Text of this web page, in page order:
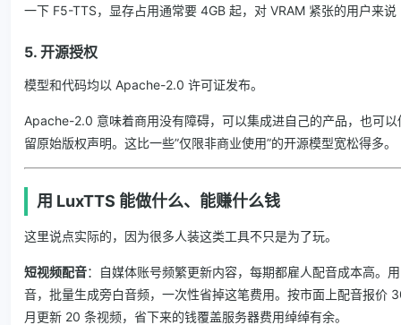
一下 F5-TTS，显存占用通常要 4GB 起，对 VRAM 紧张的用户来
5. 开源授权
模型和代码均以 Apache-2.0 许可证发布。
Apache-2.0 意味着商用没有障碍，可以集成进自己的产品，也可
留原始版权声明。这比一些”仅限非商业使用”的开源模型宽松得多。
用 LuxTTS 能做什么、能赚什么钱
这里说点实际的，因为很多人装这类工具不只是为了玩。
短视频配音：自媒体账号频繁更新内容，每期都雇人配音成本高。
音，批量生成旁白音频，一次性省掉这笔费用。按市面上配音报价
月更新 20 条视频，省下来的钱覆盖服务器费用绰绰有余。